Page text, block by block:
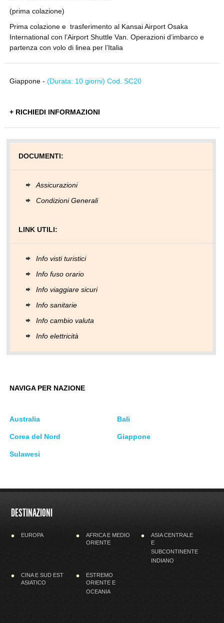
(prima colazione)
Prima colazione e trasferimento al Kansai Airport Osaka
International con l’Airport Shuttle Van. Operazioni d’imbarco e
partenza con volo di linea per l’Italia
Giappone - (Durata: 10 giorni) Cod. SC20
+ RICHIEDI INFORMAZIONI
DOCUMENTI:
Assicurazioni
Condizioni Generali
LINK UTILI:
Info visti turistici
Info fuso orario
Info viaggiare sicuri
Info sanitarie
Info cambio valuta
Info elettricità
NAVIGA PER NAZIONE
Australia Bali
Corea del Nord Giappone
Sulawesi
DESTINAZIONI
EUROPA AFRICA E MEDIO
ORIENTE
ASIA CENTRALE
E
SUBCONTINENTE
INDIANO
CINA E SUD EST
ASIATICO
ESTREMO
ORIENTE E
OCEANIA